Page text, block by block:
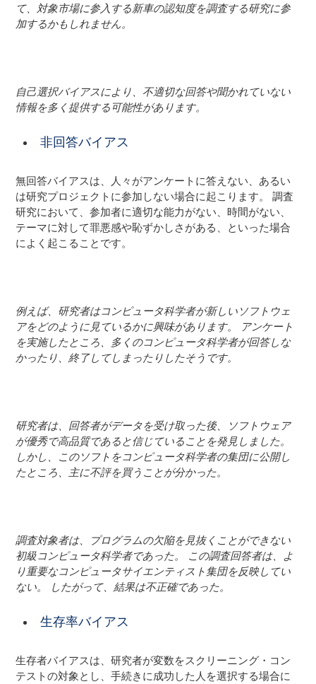
て、対象市場に参入する新車の認知度を調査する研究に参
加するかもしれません。
自己選択バイアスにより、不適切な回答や聞かれていない
情報を多く提供する可能性があります。
非回答バイアス
無回答バイアスは、人々がアンケートに答えない、あるい
は研究プロジェクトに参加しない場合に起こります。 調査
研究において、参加者に適切な能力がない、時間がない、
テーマに対して罪悪感や恥ずかしさがある、といった場合
によく起こることです。
例えば、研究者はコンピュータ科学者が新しいソフトウェ
アをどのように見ているかに興味があります。 アンケート
を実施したところ、多くのコンピュータ科学者が回答しな
かったり、終了してしまったりしたそうです。
研究者は、回答者がデータを受け取った後、ソフトウェア
が優秀で高品質であると信じていることを発見しました。
しかし、このソフトをコンピュータ科学者の集団に公開し
たところ、主に不評を買うことが分かった。
調査対象者は、プログラムの欠陥を見抜くことができない
初級コンピュータ科学者であった。 この調査回答者は、よ
り重要なコンピュータサイエンティスト集団を反映してい
ない。 したがって、結果は不正確であった。
生存率バイアス
生存者バイアスは、研究者が変数をスクリーニング・コン
テストの対象とし、手続きに成功した人を選択する場合に